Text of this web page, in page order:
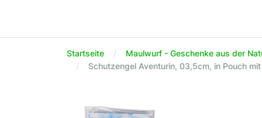
Startseite
Maulwurf - Geschenke aus der
Schutzengel Aventurin, 03,5cm, in Pouch